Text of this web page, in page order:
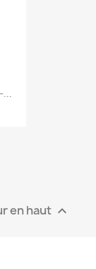
...
en haut 